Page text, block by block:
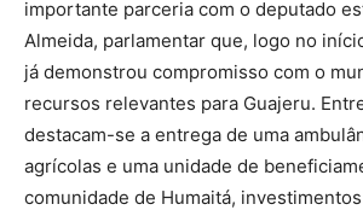
importante parceria com o deputado
Almeida, parlamentar que, logo no
já demonstrou compromisso com o
recursos relevantes para Guajeru.
destacam-se a entrega de uma
agrícolas e uma unidade de
comunidade de Humaitá,